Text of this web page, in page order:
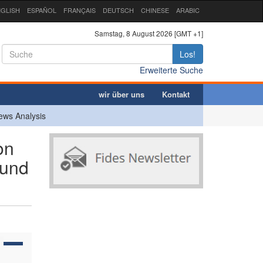
ESPAÑOL FRANÇAIS DEUTSCH CHINESE ARABIC
Samstag, 8 August 2026 [GMT +1]
Los!
Erweiterte Suche
wir über uns Kontakt
Analysis